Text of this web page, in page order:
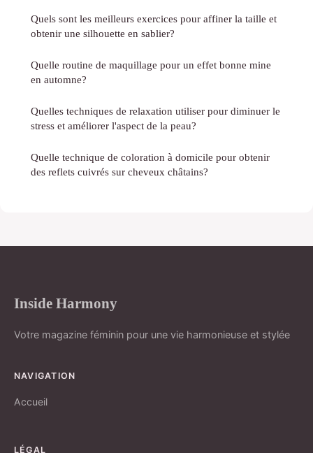
Quels sont les meilleurs exercices pour affiner la taille et
obtenir une silhouette en sablier?
Quelle routine de maquillage pour un effet bonne mine
en automne?
Quelles techniques de relaxation utiliser pour diminuer le
stress et améliorer l'aspect de la peau?
Quelle technique de coloration à domicile pour obtenir
des reflets cuivrés sur cheveux châtains?
Inside Harmony
Votre magazine féminin pour une vie harmonieuse et stylée
NAVIGATION
Accueil
LÉGAL